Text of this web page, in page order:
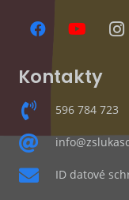
Kontakty
596 784 723
ID datové